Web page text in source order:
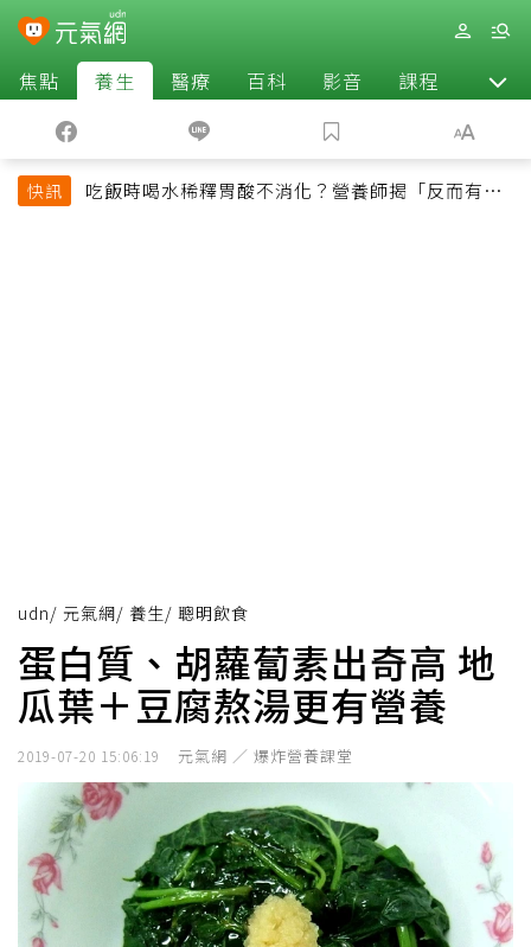
焦點 養生 醫療 百科 影音 課程 退休
快訊
吃飯時喝水稀釋胃酸不消化？營養師揭「反而有好
udn/ 元氣網/ 養生/ 聰明飲食
蛋白質、胡蘿蔔素出奇高 地
瓜葉＋豆腐熬湯更有營養
2019-07-20 15:06:19 元氣網 ／ 爆炸營養課堂